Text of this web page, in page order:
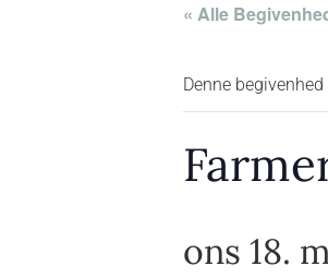
« Alle
Denne
ons 18.